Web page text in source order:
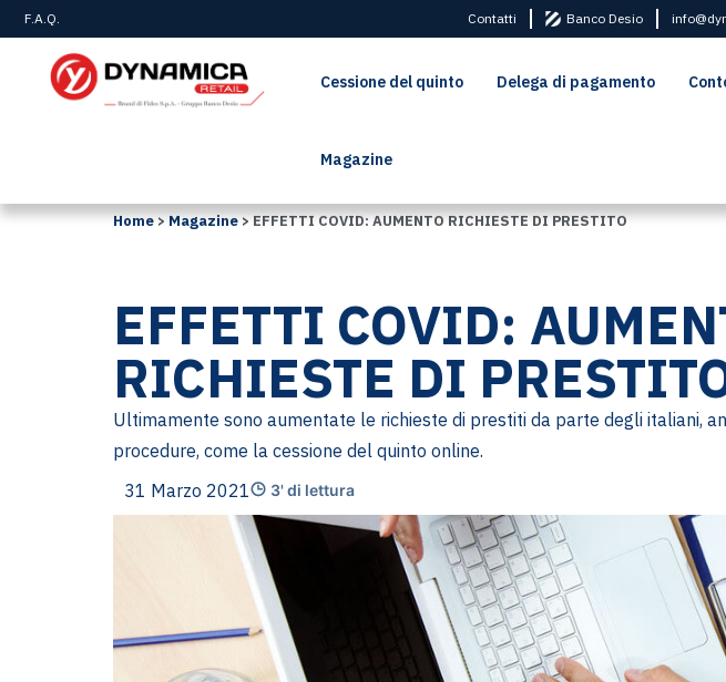
F.A.Q. Contatti Banco Desio
Cessione del quinto Delega di pagamento
Magazine
Home>Magazine>EFFETTI COVID: AUMENTO RICHIESTE DI PRESTITO
EFFETTI COVID:
RICHIESTE DI
Ultimamente sono aumentate le richieste di prestiti da parte degli italiani,
procedure, come la cessione del quinto online.
31 Marzo 2021
3' di lettura